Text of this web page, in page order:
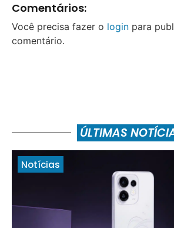
Comentários:
Você precisa fazer o login para
comentário.
ÚLTIMAS
Notícias